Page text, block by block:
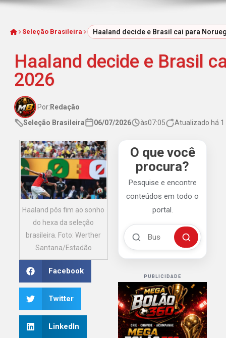
InícioSeleção Brasileira Haaland decide e Brasil cai para
Haaland decide e Brasil
2026
Por: Redação
Seleção Brasileira
06/07/2026 às07:05 Atualizado há 1
Haaland pôs fim ao sonho
do hexa da seleção
brasileira. Foto: Werther
Santana/Estadão
Facebook
Twitter
LinkedIn
O que você
procura?
Pesquise e encontre
conteúdos em todo o
portal.
Buscar no Mengão 360
Buscar
PUBLICIDADE